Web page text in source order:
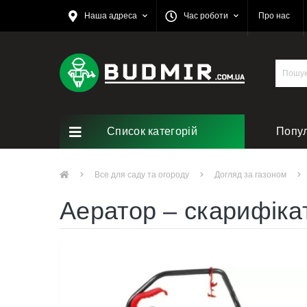
Наша адреса Час роботи Про нас
Список категорій
Все для саду та огороду Догляд за газоном
Аератор –